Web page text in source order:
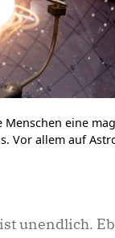
Menschen eine
Vor allem auf
unendlich.